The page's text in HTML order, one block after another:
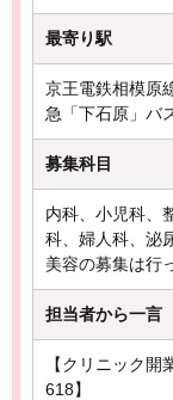
最寄り駅
京王電鉄相模原
急「下石原」バ
募集科目
内科、小児科、
科、婦人科、泌
美容の募集は行
担当者から一言
【クリニック
618】